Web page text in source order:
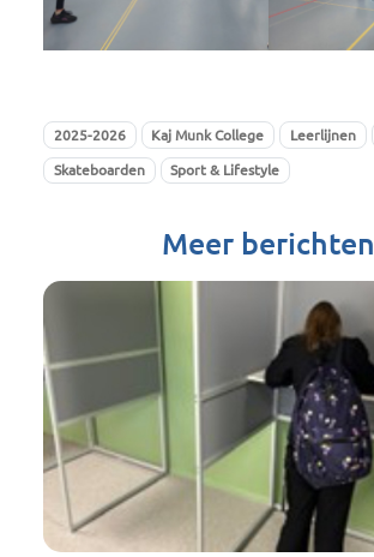
2025-2026 Kaj Munk College Leerlijnen
Skateboarden Sport & Lifestyle
Meer berichten